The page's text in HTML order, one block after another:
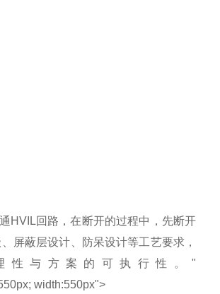
HVIL回路，在断开的过程中，先断开
屏蔽层设计、防呆设计等工艺要求，
性与方案的可执行性。"
width:550px">